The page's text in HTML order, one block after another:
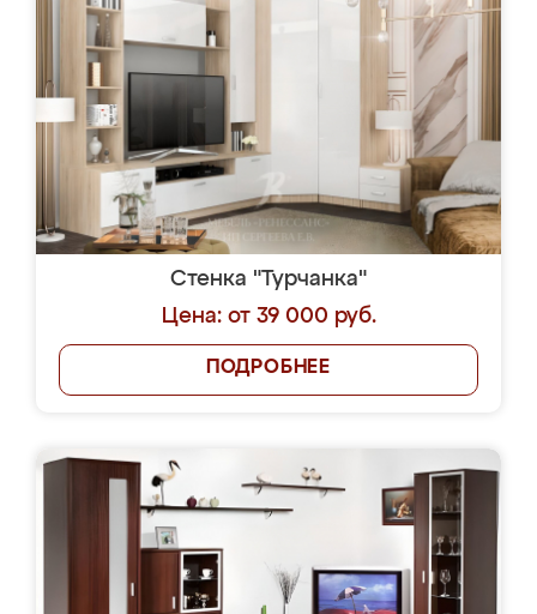
Стенка "Турчанка"
Цена: от 39 000 руб.
ПОДРОБНЕЕ